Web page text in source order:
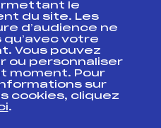
fédéral
Formation, Suivi
le
du site. Les
d’audience ne
votre
Vous pouvez
ou personnaliser
moment. Pour
sur
cookies, cliquez
.